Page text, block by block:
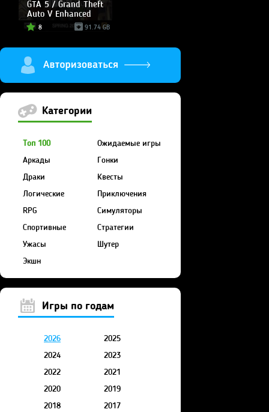
GTA 5 / Grand Theft
Auto V Enhanced
8 91.74 GB
Категории
Топ 100
Ожидаемые игры
Аркады
Гонки
Драки
Квесты
Логические
Приключения
RPG
Симуляторы
Спортивные
Стратегии
Ужасы
Шутер
Экшн
Игры по годам
2026
2025
2024
2023
2022
2021
2020
2019
2018
2017